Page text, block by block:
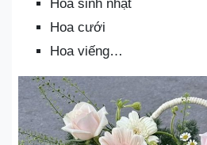
Hoa sinh nhật
Hoa cưới
Hoa viếng…